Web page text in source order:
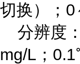
切换）； 0
分辨度：
mg/L ； 0.1